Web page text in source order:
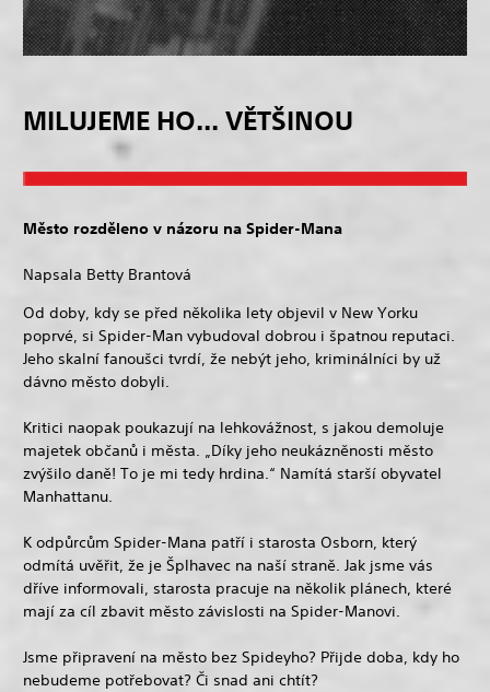
MILUJEME HO... VĚTŠINOU
Město rozděleno v názoru na Spider-Mana
Napsala Betty Brantová
Od doby, kdy se před několika lety objevil v New Yorku
poprvé, si Spider-Man vybudoval dobrou i špatnou reputaci.
Jeho skalní fanoušci tvrdí, že nebýt jeho, kriminálníci by už
dávno město dobyli.
Kritici naopak poukazují na lehkovážnost, s jakou demoluje
majetek občanů i města. „Díky jeho neukázněnosti město
zvýšilo daně! To je mi tedy hrdina.“ Namítá starší obyvatel
Manhattanu.
K odpůrcům Spider-Mana patří i starosta Osborn, který
odmítá uvěřit, že je Šplhavec na naší straně. Jak jsme vás
dříve informovali, starosta pracuje na několik plánech, které
mají za cíl zbavit město závislosti na Spider-Manovi.
Jsme připravení na město bez Spideyho? Přijde doba, kdy ho
nebudeme potřebovat? Či snad ani chtít?